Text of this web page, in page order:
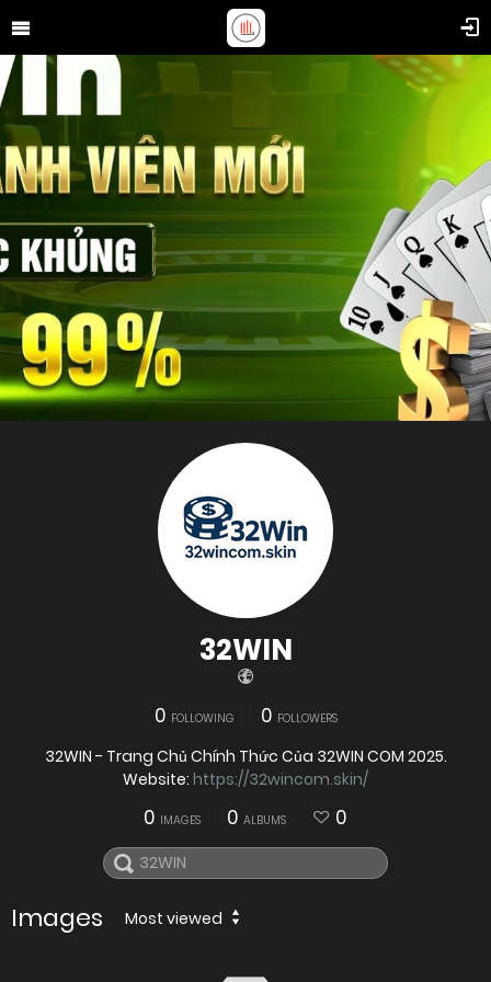
32WIN
0 FOLLOWING 0 FOLLOWERS
32WIN - Trang Chủ Chính Thức Của 32WIN COM 2025.
Website: https://32wincom.skin/
0 IMAGES 0 ALBUMS 0
Images Most viewed